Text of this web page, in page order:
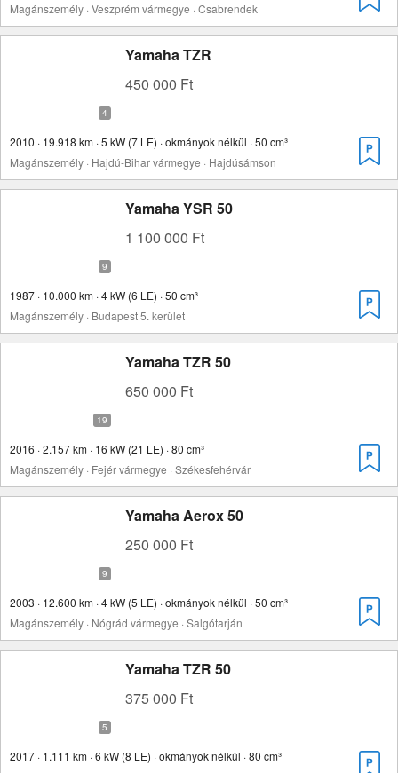
Magánszemély · Veszprém vármegye · Csabrendek
Yamaha TZR
450 000 Ft
2010 · 19.918 km · 5 kW (7 LE) · okmányok nélkül · 50 cm³
Magánszemély · Hajdú-Bihar vármegye · Hajdúsámson
Yamaha YSR 50
1 100 000 Ft
1987 · 10.000 km · 4 kW (6 LE) · 50 cm³
Magánszemély · Budapest 5. kerület
Yamaha TZR 50
650 000 Ft
2016 · 2.157 km · 16 kW (21 LE) · 80 cm³
Magánszemély · Fejér vármegye · Székesfehérvár
Yamaha Aerox 50
250 000 Ft
2003 · 12.600 km · 4 kW (5 LE) · okmányok nélkül · 50 cm³
Magánszemély · Nógrád vármegye · Salgótarján
Yamaha TZR 50
375 000 Ft
2017 · 1.111 km · 6 kW (8 LE) · okmányok nélkül · 80 cm³